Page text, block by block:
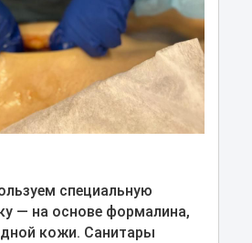
специальную
— на основе формалина,
кожи. Санитары